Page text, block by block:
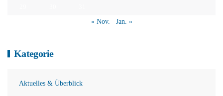
« Nov.
Jan. »
Kategorie
Aktuelles & Überblick